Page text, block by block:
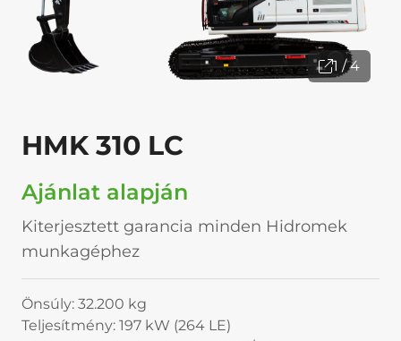
1 / 4
HMK 310 LC
Ajánlat alapján
Kiterjesztett garancia minden Hidromek
munkagéphez
Önsúly: 32.200 kg
Teljesítmény: 197 kW (264 LE)